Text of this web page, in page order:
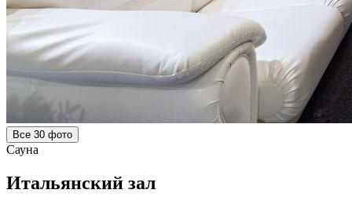
Все 30 фото
Сауна
Итальянский зал